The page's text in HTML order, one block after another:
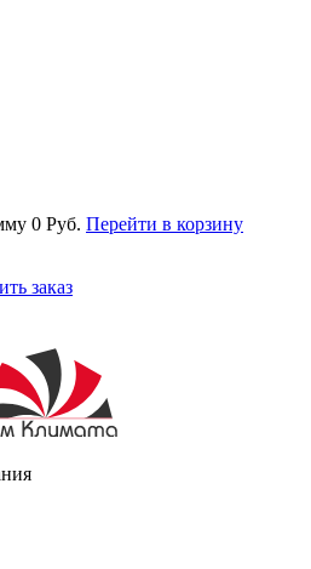
0 Руб. Перейти в корзину
заказ